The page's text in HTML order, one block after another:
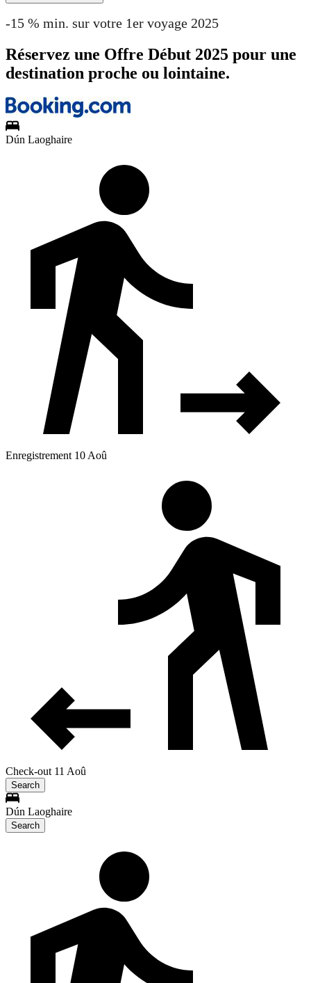
-15 % min. sur votre 1er voyage 2025
Réservez une Offre Début 2025 pour une
destination proche ou lointaine.
Dún Laoghaire
Enregistrement 10 Aoû
Check-out 11 Aoû
Search
Dún Laoghaire
Search